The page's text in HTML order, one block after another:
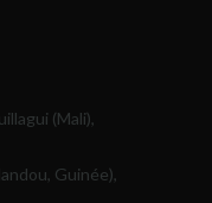
(Mali),
Guinée),